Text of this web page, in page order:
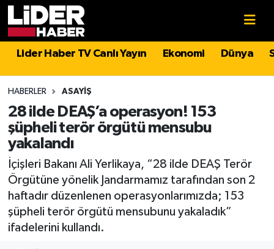
Lider Haber TV Canlı Yayın Ekonomi Dünya
HABERLER ASAYIŞ
28 ilde DEAŞ’a operasyon! 153
şüpheli terör örgütü mensubu
yakalandı
İçişleri Bakanı Ali Yerlikaya, “28 ilde DEAŞ Terör
Örgütüne yönelik Jandarmamız tarafından son 2
haftadır düzenlenen operasyonlarımızda; 153
şüpheli terör örgütü mensubunu yakaladık”
ifadelerini kullandı.
Politika
Asayiş
Dünya
Magazin
Spor
Sağlık
Hava Durumu
İstanbul Namaz Vakitleri
Trafik Durumu
Süper Lig Puan Durumu ve Fikstür
Tüm Manşetler
Son Dakika Haberleri